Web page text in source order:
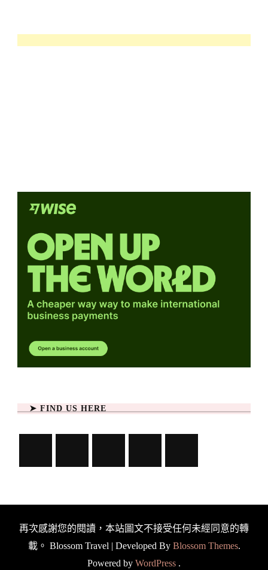
➤ FIND US HERE
再次感謝您的閱讀，本站圖文不接受任何未經同意的轉
載。 Blossom Travel | Developed By Blossom Themes.
Powered by WordPress .